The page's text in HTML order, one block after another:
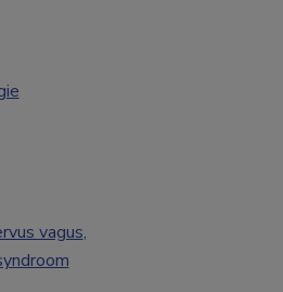
vagus,